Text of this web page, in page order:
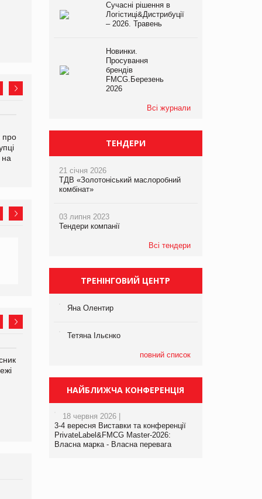
про
на
виробництва
Яна Сараніна, директор
Сучасні рішення в
Логістиці&Дистрибуції
– 2026. Травень
Новинки.
Просування
брендів
FMCG.Березень
2026
Всі журнали
ТЕНДЕРИ
21 січня 2026
ТДВ «Золотоніський маслоробний
комбінат»
03 липня 2023
Тендери компанії
Всі тендери
ТРЕНІНГОВИЙ ЦЕНТР
Яна Олентир
Тетяна Ільєнко
повний список
НАЙБЛИЖЧА КОНФЕРЕНЦІЯ
18 червня 2026 |
3-4 вересня Виставки та конференції
PrivateLabel&FMCG Master-2026:
Власна марка - Власна перевага